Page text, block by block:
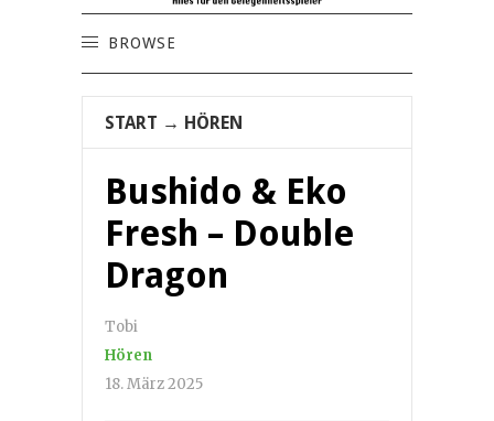
BROWSE
START → HÖREN
Bushido & Eko
Fresh – Double
Dragon
Tobi
Hören
18. März 2025